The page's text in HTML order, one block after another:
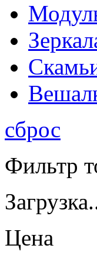
сброс
Фильтр
Цена